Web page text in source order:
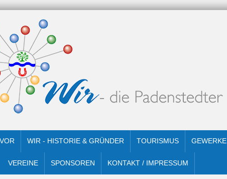
WIR - HISTORIE & GRÜNDER TOURISMUS GEWERKE
VEREINE SPONSOREN KONTAKT / IMPRESSUM